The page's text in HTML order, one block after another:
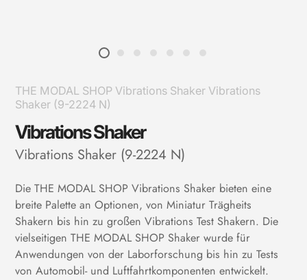
THE MODAL SHOP Vibrations Shaker Vibrations
Shaker (9-2224 N)
Vibrations Shaker
Vibrations Shaker (9-2224 N)
Die THE MODAL SHOP Vibrations Shaker bieten eine
breite Palette an Optionen, von Miniatur Trägheits
Shakern bis hin zu großen Vibrations Test Shakern. Die
vielseitigen THE MODAL SHOP Shaker wurde für
Anwendungen von der Laborforschung bis hin zu Tests
von Automobil- und Luftfahrtkomponenten entwickelt.